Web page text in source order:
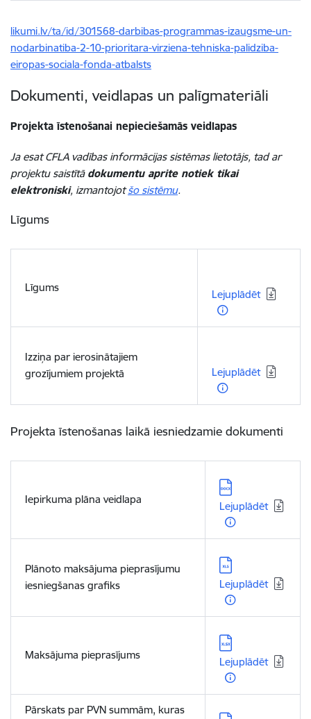
likumi.lv/ta/id/301568-darbibas-programmas-izaugsme-un-
nodarbinatiba-2-10-prioritara-virziena-tehniska-palidziba-
eiropas-sociala-fonda-atbalsts
Dokumenti, veidlapas un palīgmateriāli
Projekta īstenošanai nepieciešamās veidlapas
Ja esat CFLA vadības informācijas sistēmas lietotājs, tad ar
projektu saistītā dokumentu aprite notiek tikai
elektroniski, izmantojotšo sistēmu.
Līgums
Līgums
Lejuplādēt
Izziņa par ierosinātajiem
grozījumiem projektā
Lejuplādēt
Projekta īstenošanas laikā iesniedzamie dokumenti
Iepirkuma plāna veidlapa
Lejupielādēt:
Lejuplādēt
Plānoto maksājuma pieprasījumu
iesniegšanas grafiks
Lejupielādēt:
Lejuplādēt
Maksājuma pieprasījums
Lejupielādēt:
Lejuplādēt
Pārskats par PVN summām, kuras